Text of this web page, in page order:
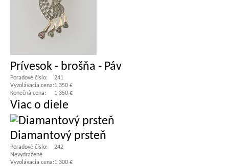
Prívesok - brošňa - Páv
Poradové číslo:
241
Vyvolávacia cena:1 350 €
Konečná cena:
1 350 €
Viac o diele
Diamantový prsteň
Poradové číslo:
242
Nevydražené
Vyvolávacia cena:1 300 €